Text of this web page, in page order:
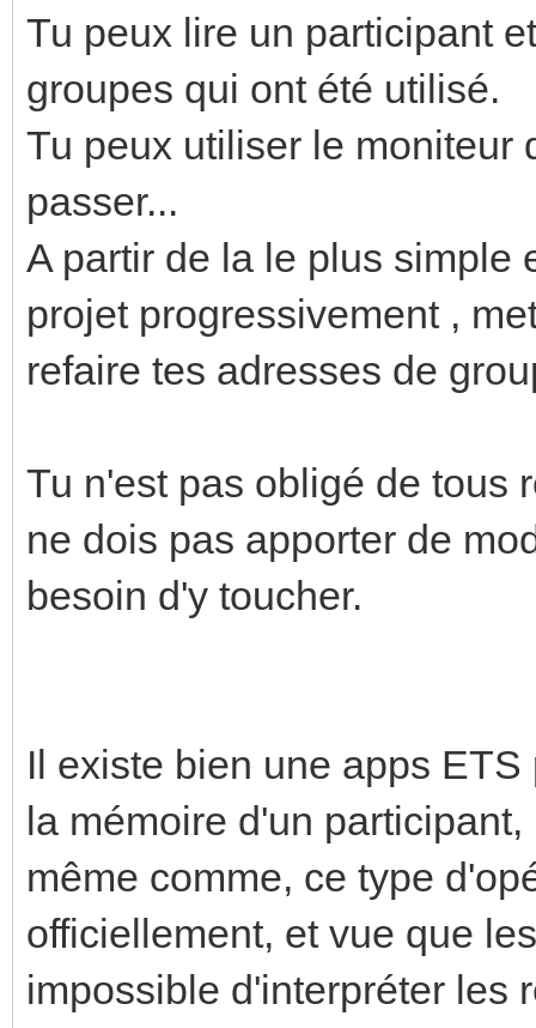
Tu peux lire un participant
groupes qui ont été utilisé.
Tu peux utiliser le moniteur
passer...
A partir de la le plus simple
projet progressivement ,
refaire tes adresses de
Tu n'est pas obligé de tous
ne dois pas apporter de
besoin d'y toucher.
Il existe bien une apps
la mémoire d'un
même comme, ce type
officiellement, et vue que
impossible d'interpréter les